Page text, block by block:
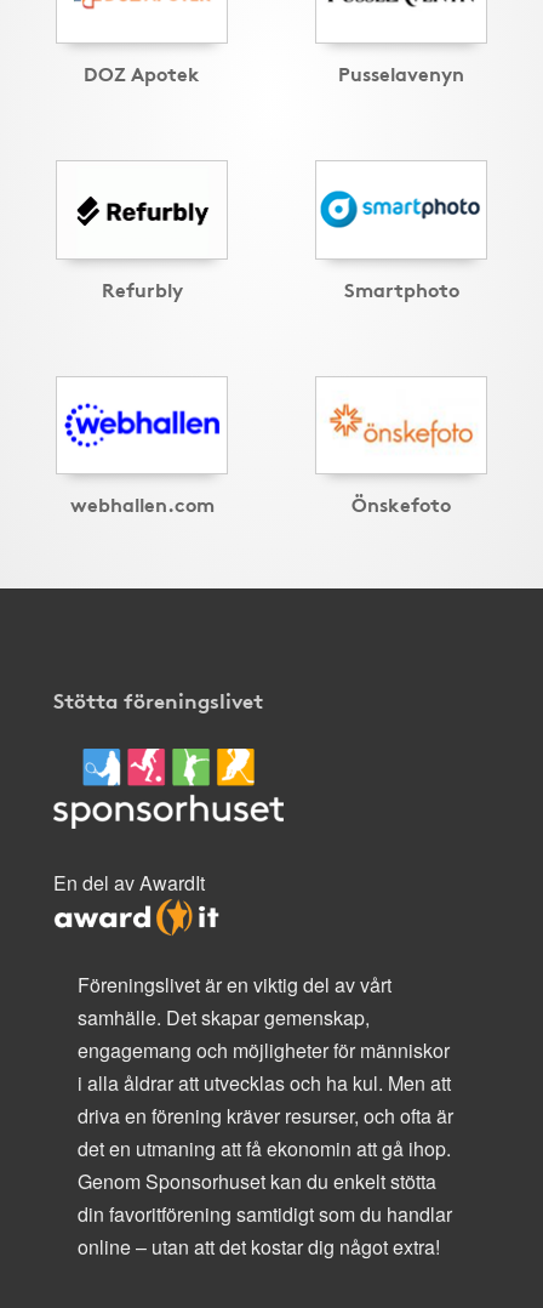
DOZ Apotek Pusselavenyn
Refurbly Smartphoto
webhallen.com Önskefoto
Stötta föreningslivet
En del av AwardIt
Föreningslivet är en viktig del av vårt
samhälle. Det skapar gemenskap,
engagemang och möjligheter för människor
i alla åldrar att utvecklas och ha kul. Men att
driva en förening kräver resurser, och ofta är
det en utmaning att få ekonomin att gå ihop.
Genom Sponsorhuset kan du enkelt stötta
din favoritförening samtidigt som du handlar
online – utan att det kostar dig något extra!